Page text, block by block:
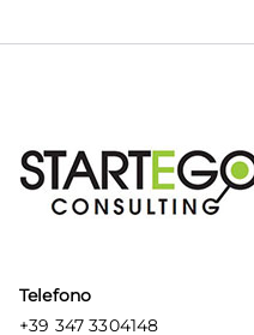
Telefono
+39 347 3304148